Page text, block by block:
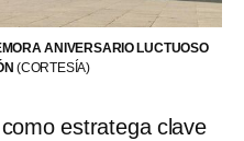
ANIVERSARIO LUCTUOSO
(CORTESÍA)
estratega clave